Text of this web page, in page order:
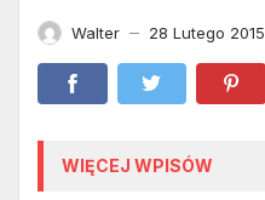
Walter — 28 Lutego 2015
WIĘCEJ WPISÓW